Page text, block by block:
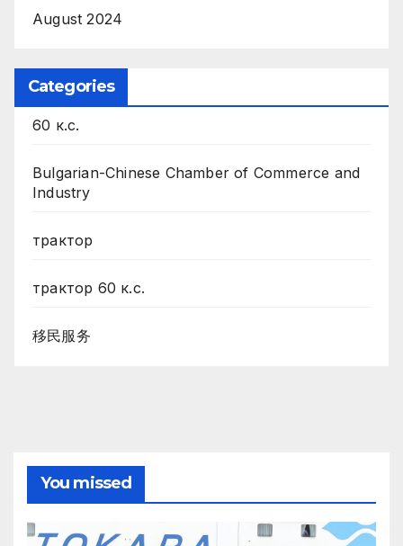
August 2024
Categories
60 к.с.
Bulgarian-Chinese Chamber of Commerce and
Industry
трактор
трактор 60 к.с.
移民服务
You missed